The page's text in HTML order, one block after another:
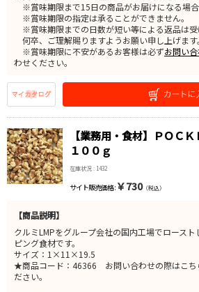
※賞味期限まで15日の商品がお届けになる場合
※賞味期限の指定は承ることができません。
※賞味期限までの日数が短い等による返品は受
何卒、ご理解賜りますようお願い申し上げます。
※賞味期限に不安があるお客様は必ずお問い
わせください。
【業務用・食材】ＰＯＣ
１００ｇ
在庫状況 : 1432
サイト販売価格 : ￥730（税込）
【商品説明】
クルミLMPをグループ会社の国内工場でロース
ピング食材です。
サイズ：1×11×19.5
★商品コード：46366 お問い合わせの際はこち
ださい。